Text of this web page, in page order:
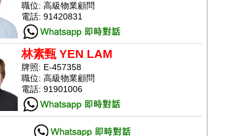
職位: 高級物業顧問
電話: 91420831
林素甄 YEN LAM
牌照: E-457358
職位: 高級物業顧問
電話: 91901006